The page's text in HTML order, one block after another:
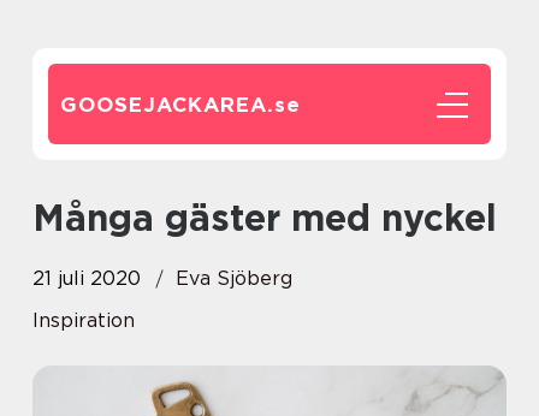
GOOSEJACKAREA.se
Många gäster med nyckel
21 juli 2020
Eva Sjöberg
Inspiration